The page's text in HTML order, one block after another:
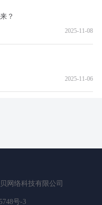
？
2025-11-08
2025-11-06
网络科技有限公司
号-3